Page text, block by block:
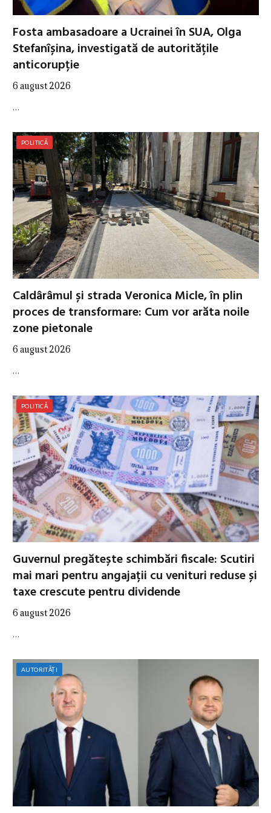
Fosta ambasadoare a Ucrainei în SUA, Olga
Stefanîșina, investigată de autoritățile
anticorupție
6 august 2026
…
POLITICĂ
Caldârâmul și strada Veronica Micle, în plin
proces de transformare: Cum vor arăta noile
zone pietonale
6 august 2026
…
POLITICĂ
Guvernul pregătește schimbări fiscale: Scutiri
mai mari pentru angajații cu venituri reduse și
taxe crescute pentru dividende
6 august 2026
…
AUTORITĂȚI